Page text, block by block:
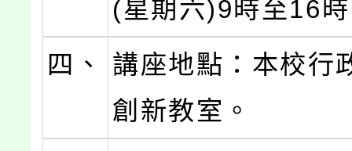
(星期六)9時至16
四、
講座地點：本校行
創新教室。